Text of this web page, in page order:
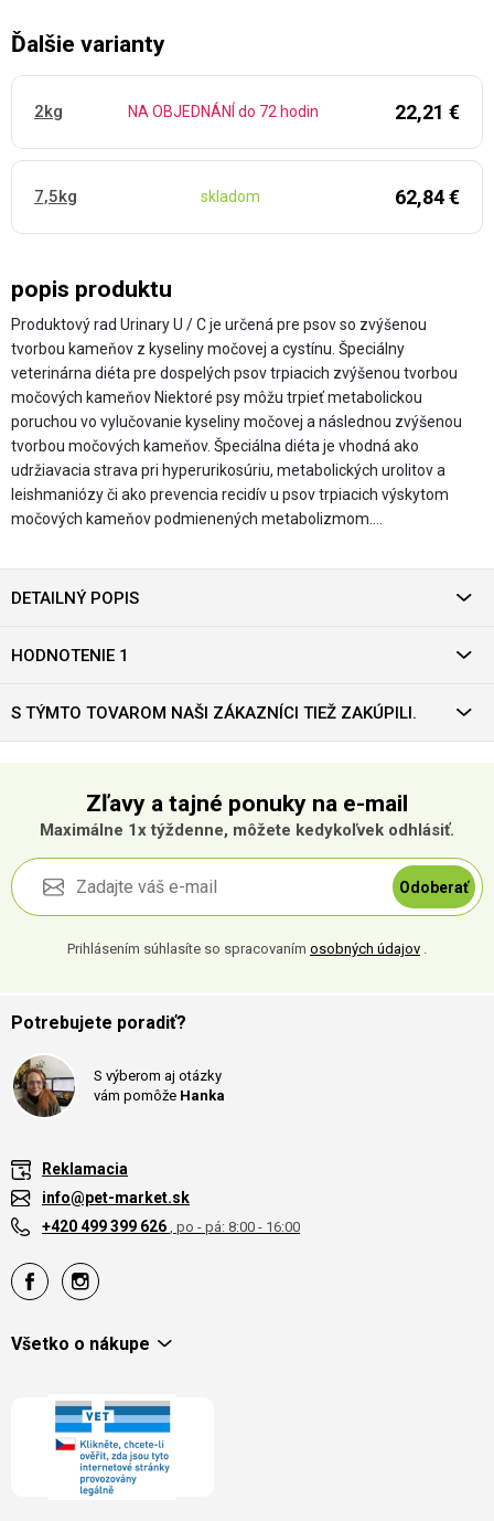
popis produktu
Produktový rad Urinary U / C je určená pre psov so zvýšenou
tvorbou kameňov z kyseliny močovej a cystínu. Špeciálny
veterinárna diéta pre dospelých psov trpiacich zvýšenou tvorbou
močových kameňov Niektoré psy môžu trpieť metabolickou
poruchou vo vylučovanie kyseliny močovej a následnou zvýšenou
tvorbou močových kameňov. Špeciálna diéta je vhodná ako
udržiavacia strava pri hyperurikosúriu, metabolických urolitov a
leishmaniózy či ako prevencia recidív u psov trpiacich výskytom
močových kameňov podmienených metabolizmom.…
Ďalšie varianty
2kg NA OBJEDNÁNÍ do 72 hodin 22,21 €
7,5kg skladom 62,84 €
DETAILNÝ POPIS
HODNOTENIE 1
S TÝMTO TOVAROM NAŠI ZÁKAZNÍCI TIEŽ ZAKÚPILI.
Zľavy a tajné ponuky na e-mail
Maximálne 1x týždenne, môžete kedykoľvek odhlásiť.
Odoberať
Prihlásením súhlasíte so spracovaním osobných údajov .
Potrebujete poradiť?
S výberom aj otázky
vám pomôže Hanka
Reklamacia
info@pet-market.sk
+420 499 399 626 , po - pá: 8:00 - 16:00
Všetko o nákupe